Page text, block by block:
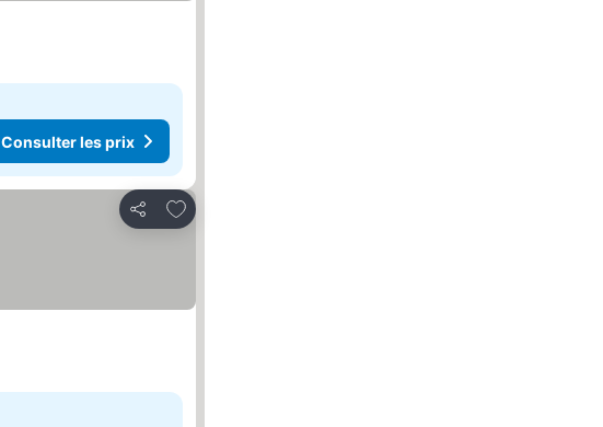
Consulter les prix
Partager
Ajouter à mes favoris